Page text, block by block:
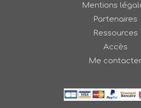
Mentions
Partenaires
Ressources
Accès
Me